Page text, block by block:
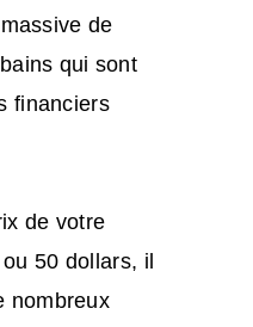
de
qui sont
financiers
de votre
50 dollars, il
nombreux